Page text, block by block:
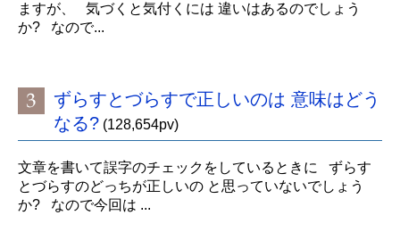
ますが、 気づくと気付くには 違いはあるのでしょう
か? なので...
ずらすとづらすで正しいのは 意味はどう
なる? (128,654pv)
文章を書いて誤字のチェックをしているときに ずらす
とづらすのどっちが正しいの と思っていないでしょう
か? なので今回は ...